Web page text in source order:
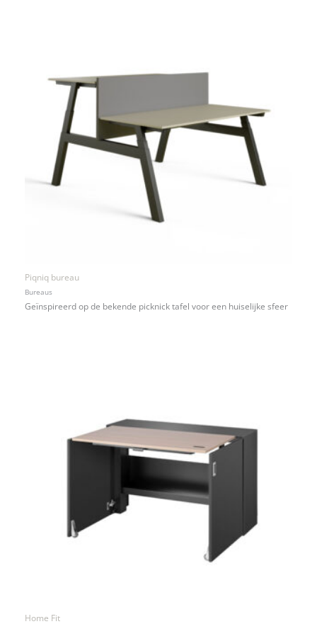
Piqniq bureau
Bureaus
Geïnspireerd op de bekende picknick tafel voor een huiselijke sfeer
Home Fit